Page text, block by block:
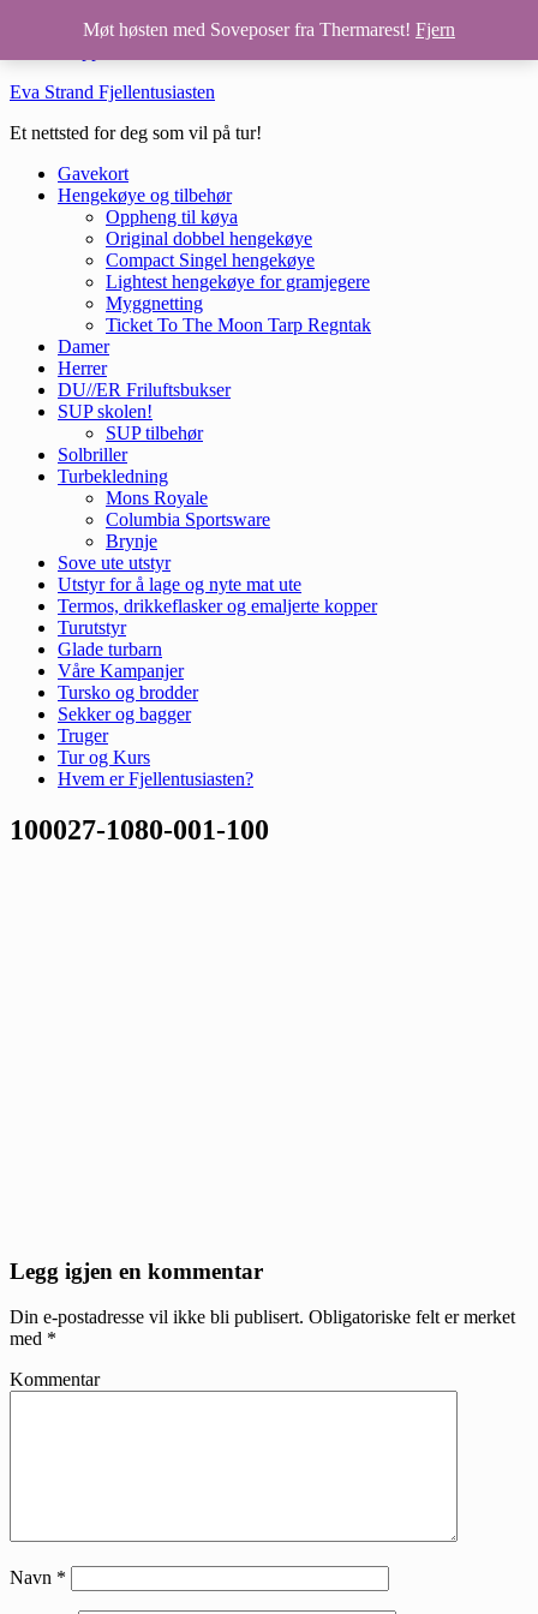
Hopp til hovedinnhold
Eva Strand Fjellentusiasten
Et nettsted for deg som vil på tur!
Gavekort
Hengekøye og tilbehør
Oppheng til køya
Original dobbel hengekøye
Compact Singel hengekøye
Lightest hengekøye for gramjegere
Myggnetting
Ticket To The Moon Tarp Regntak
Damer
Herrer
DU//ER Friluftsbukser
SUP skolen!
SUP tilbehør
Solbriller
Turbekledning
Mons Royale
Columbia Sportsware
Brynje
Sove ute utstyr
Utstyr for å lage og nyte mat ute
Termos, drikkeflasker og emaljerte kopper
Turutstyr
Glade turbarn
Våre Kampanjer
Tursko og brodder
Sekker og bagger
Truger
Tur og Kurs
Hvem er Fjellentusiasten?
100027-1080-001-100
Reader
Legg igjen en kommentar
Din e-postadresse vil ikke bli publisert. Obligatoriske felt er merket
med *
Kommentar
Navn *
Møt høsten med Soveposer fra Thermarest! Fjern